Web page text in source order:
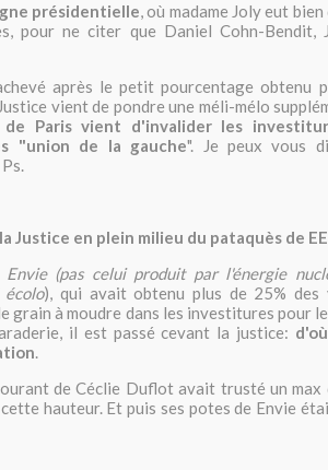
présidentielle, où madame Joly eut
pour ne citer que Daniel Cohn-Bendit,
après le petit pourcentage obtenu
vient de pondre une méli-mélo
Paris vient d'invalider les
"union de la gauche". Je peux vous
Justice en plein milieu du pataquès de
Envie (pas celui produit par l'énergie
), qui avait obtenu plus de 25% des
grain à moudre dans les investitures pour
il est passé cevant la justice:
.
de Céclie Duflot avait trusté un max
hauteur. Et puis ses potes de Envie